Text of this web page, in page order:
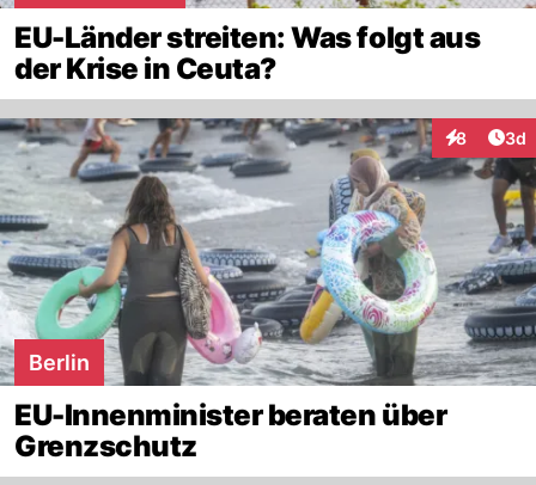
EU-Länder streiten: Was folgt aus
der Krise in Ceuta?
8 3d
Berlin
EU-Innenminister beraten über
Grenzschutz